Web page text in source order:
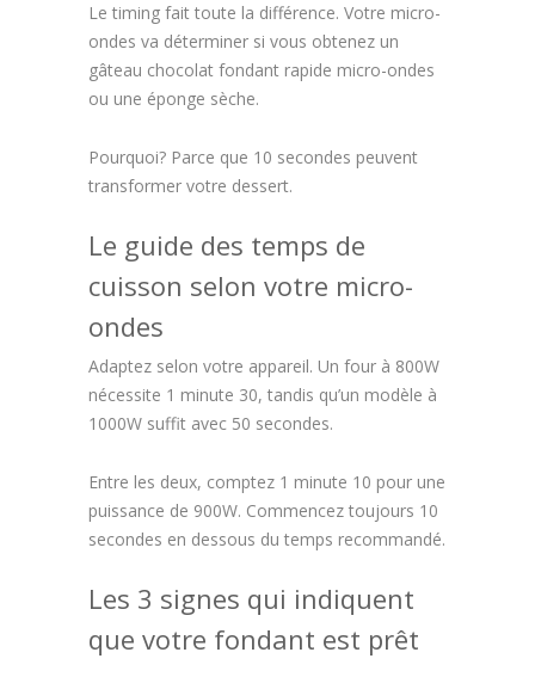
Le timing fait toute la différence. Votre micro-
ondes va déterminer si vous obtenez un
gâteau chocolat fondant rapide micro-ondes
ou une éponge sèche.
Pourquoi? Parce que 10 secondes peuvent
transformer votre dessert.
Le guide des temps de
cuisson selon votre micro-
ondes
Adaptez selon votre appareil. Un four à 800W
nécessite 1 minute 30, tandis qu’un modèle à
1000W suffit avec 50 secondes.
Entre les deux, comptez 1 minute 10 pour une
puissance de 900W. Commencez toujours 10
secondes en dessous du temps recommandé.
Les 3 signes qui indiquent
que votre fondant est prêt